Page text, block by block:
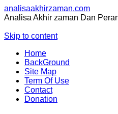
analisaakhirzaman.com
Analisa Akhir zaman Dan
Skip to content
Home
BackGround
Site Map
Term Of Use
Contact
Donation